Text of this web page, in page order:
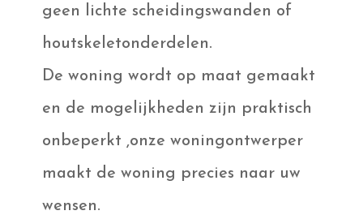
geen lichte scheidingswanden of
houtskeletonderdelen.
De woning wordt op maat gemaakt
en de mogelijkheden zijn praktisch
onbeperkt ,onze woningontwerper
maakt de woning precies naar uw
wensen.